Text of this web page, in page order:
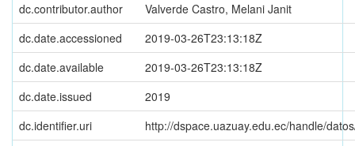
dc.contributor.author
Valverde Castro, Melani Janit
dc.date.accessioned
2019-03-26T23:13:18Z
dc.date.available
2019-03-26T23:13:18Z
dc.date.issued
2019
dc.identifier.uri
http://dspace.uazuay.edu.ec/handle/